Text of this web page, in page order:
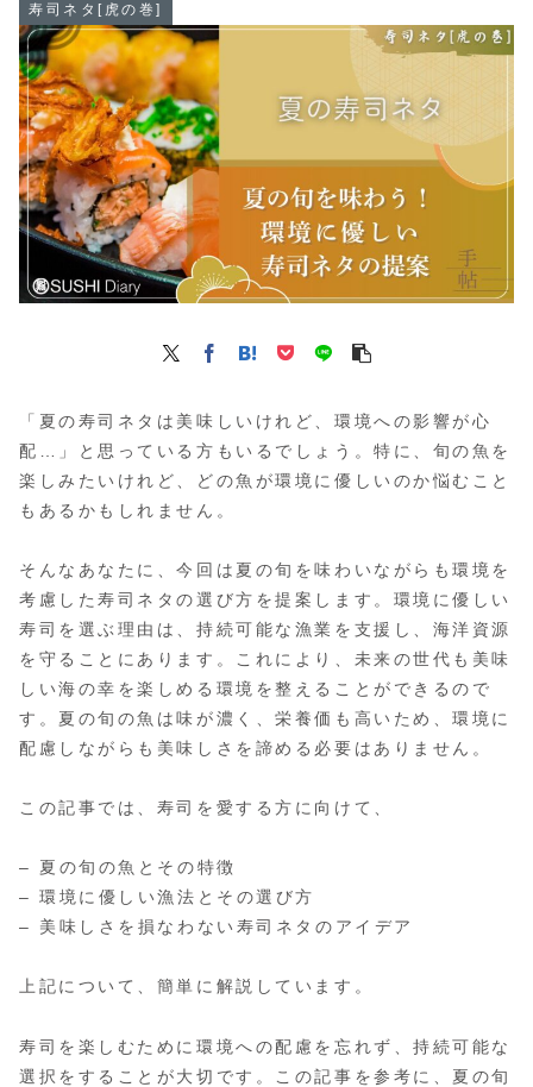
寿司ネタ[虎の巻]
「夏の寿司ネタは美味しいけれど、環境への影響が心
配…」と思っている方もいるでしょう。特に、旬の魚を
楽しみたいけれど、どの魚が環境に優しいのか悩むこと
もあるかもしれません。
そんなあなたに、今回は夏の旬を味わいながらも環境を
考慮した寿司ネタの選び方を提案します。環境に優しい
寿司を選ぶ理由は、持続可能な漁業を支援し、海洋資源
を守ることにあります。これにより、未来の世代も美味
しい海の幸を楽しめる環境を整えることができるので
す。夏の旬の魚は味が濃く、栄養価も高いため、環境に
配慮しながらも美味しさを諦める必要はありません。
この記事では、寿司を愛する方に向けて、
– 夏の旬の魚とその特徴
– 環境に優しい漁法とその選び方
– 美味しさを損なわない寿司ネタのアイデア
上記について、簡単に解説しています。
寿司を楽しむために環境への配慮を忘れず、持続可能な
選択をすることが大切です。この記事を参考に、夏の旬